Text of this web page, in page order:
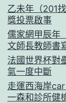
乙未年（201
獎投票啟事
儒家網甲辰年
文師長教師書
法國世界杯對
氣一度中斷
走運西海岸
一森和診所健